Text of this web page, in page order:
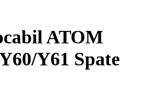
ATOM
Y61 Spate